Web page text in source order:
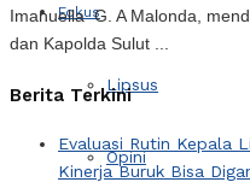
Fokus
Lipsus
Opini
Imanuella G. A Malonda,
dan Kapolda Sulut ...
Berita Terkini
Evaluasi Rutin Kepala
Kinerja Buruk Bisa